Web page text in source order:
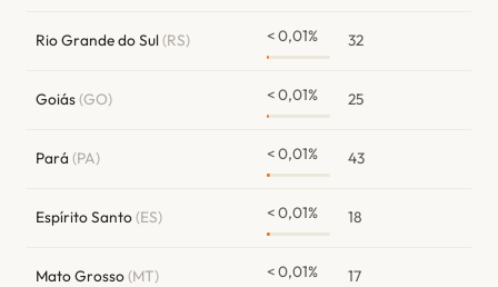
Rio Grande do Sul(RS) < 0,01% 32
Goiás(GO) < 0,01% 25
Pará (PA) < 0,01% 43
Espírito Santo(ES) < 0,01% 18
Mato Grosso(MT) < 0,01% 17